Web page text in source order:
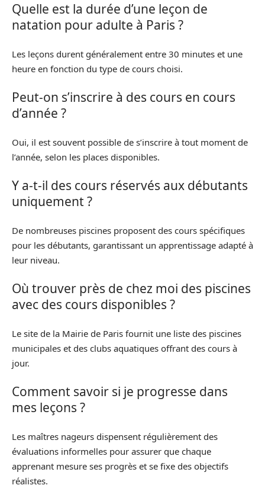
Quelle est la durée d’une leçon de
natation pour adulte à Paris ?
Les leçons durent généralement entre 30 minutes et une
heure en fonction du type de cours choisi.
Peut-on s’inscrire à des cours en cours
d’année ?
Oui, il est souvent possible de s’inscrire à tout moment de
l’année, selon les places disponibles.
Y a-t-il des cours réservés aux débutants
uniquement ?
De nombreuses piscines proposent des cours spécifiques
pour les débutants, garantissant un apprentissage adapté à
leur niveau.
Où trouver près de chez moi des piscines
avec des cours disponibles ?
Le site de la Mairie de Paris fournit une liste des piscines
municipales et des clubs aquatiques offrant des cours à
jour.
Comment savoir si je progresse dans
mes leçons ?
Les maîtres nageurs dispensent régulièrement des
évaluations informelles pour assurer que chaque
apprenant mesure ses progrès et se fixe des objectifs
réalistes.